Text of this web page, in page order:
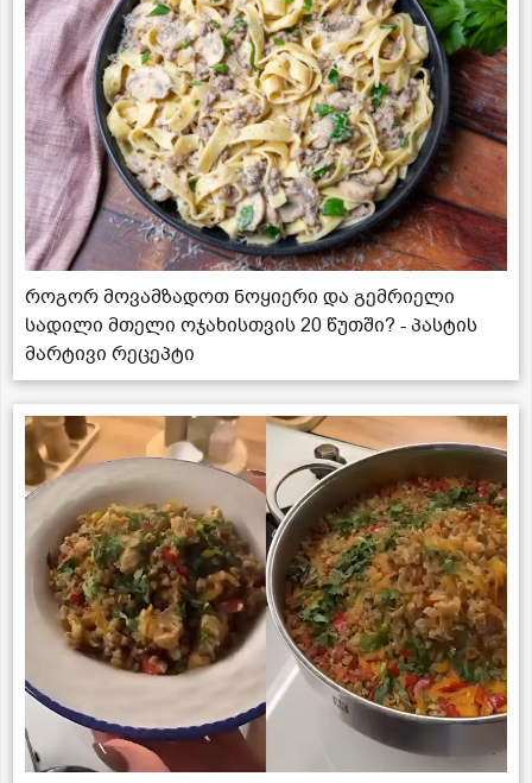
როგორ მოვამზადოთ ნოყიერი და გემრიელი
სადილი მთელი ოჯახისთვის 20 წუთში? - პასტის
მარტივი რეცეპტი